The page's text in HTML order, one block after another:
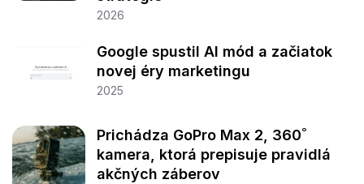
2026
Google spustil AI mód a začiatok
novej éry marketingu
2025
Prichádza GoPro Max 2, 360˚
kamera, ktorá prepisuje pravidlá
akčných záberov